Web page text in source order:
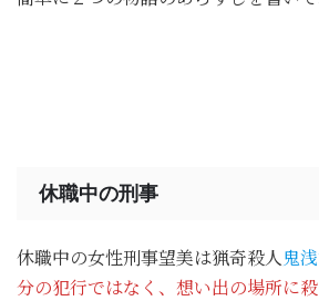
休職中の刑事
休職中の女性刑事望美は猟奇殺人鬼
分の犯行ではなく、想い出の場所に